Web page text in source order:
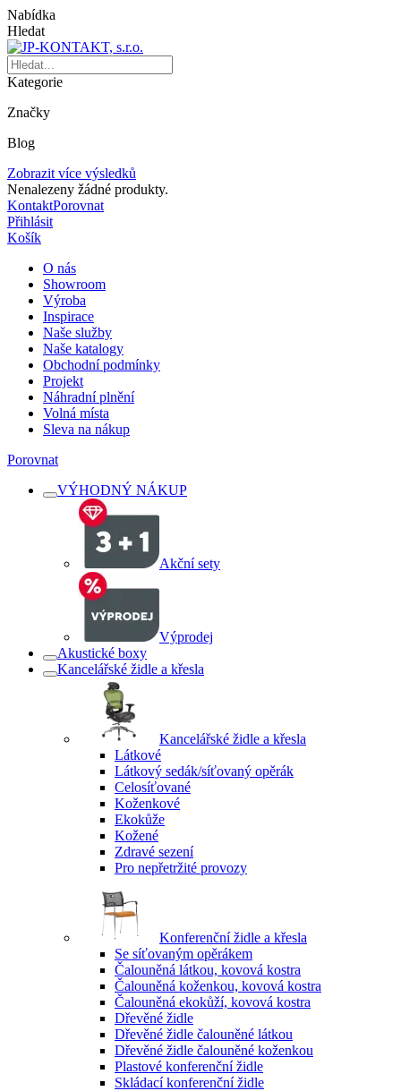
Nabídka
Hledat
Kategorie
Značky
Blog
Zobrazit více výsledků
Nenalezeny žádné produkty.
KontaktPorovnat
Přihlásit
Košík
O nás
Showroom
Výroba
Inspirace
Naše služby
Naše katalogy
Obchodní podmínky
Projekt
Náhradní plnění
Volná místa
Sleva na nákup
Porovnat
VÝHODNÝ NÁKUP
Akční sety
Výprodej
Akustické boxy
Kancelářské židle a křesla
Kancelářské židle a křesla
Látkové
Látkový sedák/síťovaný opěrák
Celosíťované
Koženkové
Ekokůže
Kožené
Zdravé sezení
Pro nepřetržité provozy
Konferenční židle a křesla
Se síťovaným opěrákem
Čalouněná látkou, kovová kostra
Čalouněná koženkou, kovová kostra
Čalouněná ekokůží, kovová kostra
Dřevěné židle
Dřevěné židle čalouněné látkou
Dřevěné židle čalouněné koženkou
Plastové konferenční židle
Skládací konferenční židle